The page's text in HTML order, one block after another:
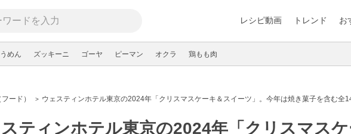
レシピ動画 トレンド お
めん ズッキーニ ゴーヤ ピーマン オクラ 鶏もも肉
ード） ウェスティンホテル東京の2024年「クリスマスケーキ＆スイーツ」。今年は焼き菓子を含む全
ティンホテル東京の2024年「クリスマス